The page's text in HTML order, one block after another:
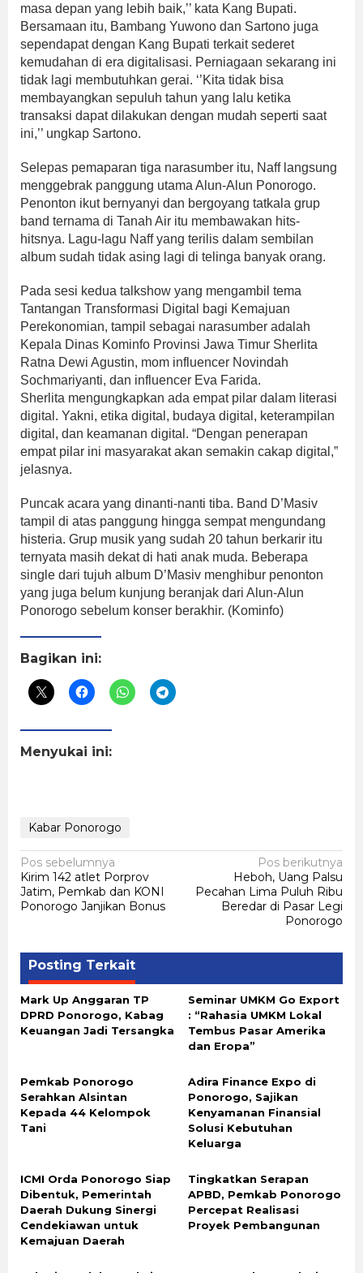
masa depan yang lebih baik,’’ kata Kang Bupati.
Bersamaan itu, Bambang Yuwono dan Sartono juga
sependapat dengan Kang Bupati terkait sederet
kemudahan di era digitalisasi. Perniagaan sekarang ini
tidak lagi membutuhkan gerai. ‘’Kita tidak bisa
membayangkan sepuluh tahun yang lalu ketika
transaksi dapat dilakukan dengan mudah seperti saat
ini,’’ ungkap Sartono.
Selepas pemaparan tiga narasumber itu, Naff langsung
menggebrak panggung utama Alun-Alun Ponorogo.
Penonton ikut bernyanyi dan bergoyang tatkala grup
band ternama di Tanah Air itu membawakan hits-
hitsnya. Lagu-lagu Naff yang terilis dalam sembilan
album sudah tidak asing lagi di telinga banyak orang.
Pada sesi kedua talkshow yang mengambil tema
Tantangan Transformasi Digital bagi Kemajuan
Perekonomian, tampil sebagai narasumber adalah
Kepala Dinas Kominfo Provinsi Jawa Timur Sherlita
Ratna Dewi Agustin, mom influencer Novindah
Sochmariyanti, dan influencer Eva Farida.
Sherlita mengungkapkan ada empat pilar dalam literasi
digital. Yakni, etika digital, budaya digital, keterampilan
digital, dan keamanan digital. “Dengan penerapan
empat pilar ini masyarakat akan semakin cakap digital,”
jelasnya.
Puncak acara yang dinanti-nanti tiba. Band D’Masiv
tampil di atas panggung hingga sempat mengundang
histeria. Grup musik yang sudah 20 tahun berkarir itu
ternyata masih dekat di hati anak muda. Beberapa
single dari tujuh album D’Masiv menghibur penonton
yang juga belum kunjung beranjak dari Alun-Alun
Ponorogo sebelum konser berakhir. (Kominfo)
Bagikan ini:
Menyukai ini:
Kabar Ponorogo
Navigasi
pos
Pos sebelumnya
Kirim 142 atlet Porprov
Jatim, Pemkab dan KONI
Ponorogo Janjikan Bonus
Pos berikutnya
Heboh, Uang Palsu
Pecahan Lima Puluh Ribu
Beredar di Pasar Legi
Ponorogo
Posting Terkait
Mark Up Anggaran TP
DPRD Ponorogo, Kabag
Keuangan Jadi Tersangka
Seminar UMKM Go Export
: “Rahasia UMKM Lokal
Tembus Pasar Amerika
dan Eropa”
Pemkab Ponorogo
Serahkan Alsintan
Kepada 44 Kelompok
Tani
Adira Finance Expo di
Ponorogo, Sajikan
Kenyamanan Finansial
Solusi Kebutuhan
Keluarga
ICMI Orda Ponorogo Siap
Dibentuk, Pemerintah
Daerah Dukung Sinergi
Cendekiawan untuk
Kemajuan Daerah
Tingkatkan Serapan
APBD, Pemkab Ponorogo
Percepat Realisasi
Proyek Pembangunan